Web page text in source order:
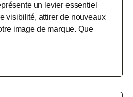
un levier essentiel
visibilité, attirer de nouveaux
image de marque. Que